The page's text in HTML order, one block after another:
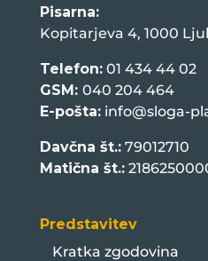
Pisarna:
Kopitarjeva 4, 1000
Telefon:01 434 44 02
GSM: 040 204 464
E-pošta: info@sloga-
Davčna št.:79012710
Matična št.:
Predstavitev
Kratka zgodovina